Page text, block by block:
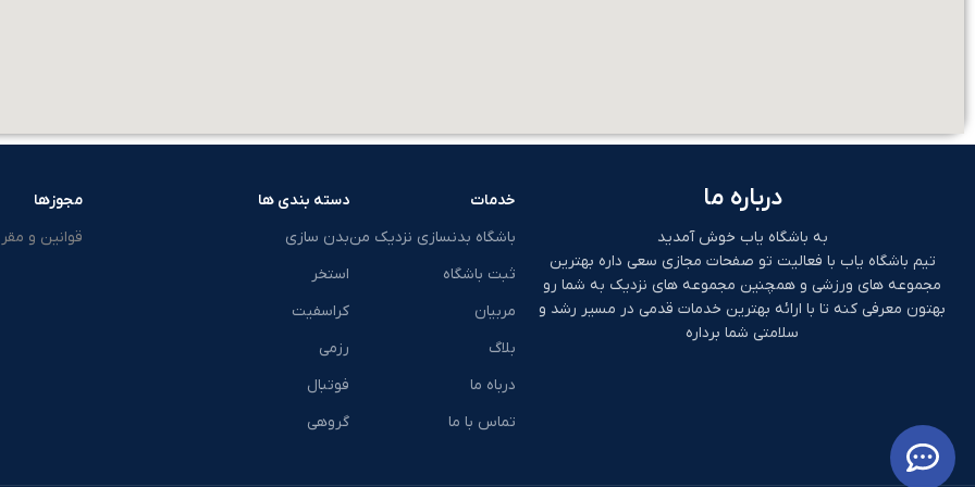
درباره ما
به باشگاه یاب خوش آمدید
تیم باشگاه یاب با فعالیت تو صفحات مجازی سعی داره بهترین
مجموعه های ورزشی و همچنین مجموعه های نزدیک به شما رو
بهتون معرفی کنه تا با ارائه بهترین خدمات قدمی در مسیر رشد و
سلامتی شما برداره
خدمات
باشگاه بدنسازی نزدیک من
ثبت باشگاه
مربیان
بلاگ
درباه ما
تماس با ما
دسته بندی ها
بدن سازی
استخر
کراسفیت
رزمی
فوتبال
گروهی
مجوزها
قوانین و